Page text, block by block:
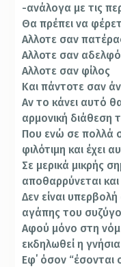
-ανάλογα με τις
Θα πρέπει να
Αλλοτε σαν
Αλλοτε σαν
Αλλοτε σαν φίλος
Και πάντοτε σαν
Αν το κάνει αυτό
αρμονική διάθεση
Που ενώ σε πολλά
φιλότιμη και έχει
Σε μερικά μικρής
αποθαρρύνεται και
Δεν είναι
αγάπης του
Αφού μόνο στη
εκδηλωθεί η
Εφ΄ όσον “έσονται